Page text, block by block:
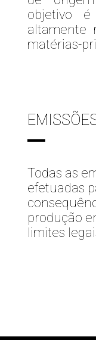
objetivo
altamente
matérias-
Todas as
efetuadas
produção
limites